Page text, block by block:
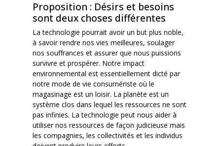
Proposition : Désirs et besoins
sont deux choses différentes
La technologie pourrait avoir un but plus noble,
à savoir rendre nos vies meilleures, soulager
nos souffrances et assurer que nous puissions
survivre et prospérer. Notre impact
environnemental est essentiellement dicté par
notre mode de vie consumériste où le
magasinage est un loisir. La planète est un
système clos dans lequel les ressources ne sont
pas infinies. La technologie peut nous aider à
utiliser nos ressources de façon judicieuse mais
les compagnies, les collectivités et les individus